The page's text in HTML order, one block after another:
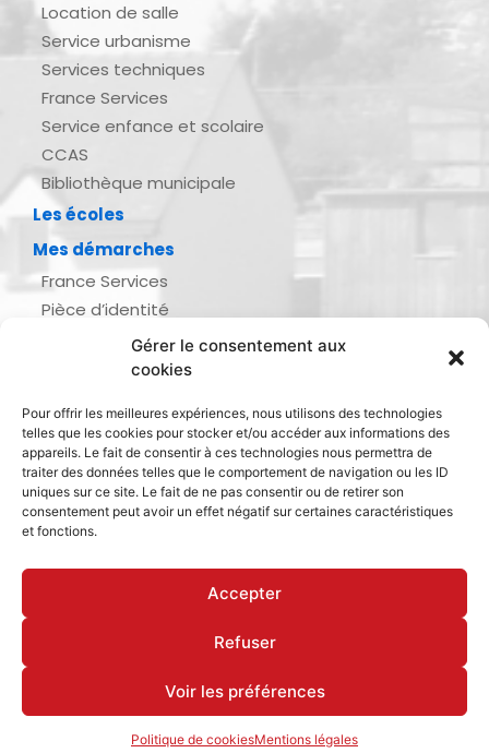
Gérer le consentement aux
cookies
Pour offrir les meilleures expériences, nous utilisons des technologies
telles que les cookies pour stocker et/ou accéder aux informations des
appareils. Le fait de consentir à ces technologies nous permettra de
traiter des données telles que le comportement de navigation ou les ID
uniques sur ce site. Le fait de ne pas consentir ou de retirer son
consentement peut avoir un effet négatif sur certaines caractéristiques
et fonctions.
Accepter
Refuser
Voir les préférences
Politique de cookiesMentions légales
Location de salle
Service urbanisme
Services techniques
France Services
Service enfance et scolaire
CCAS
Bibliothèque municipale
Les écoles
Mes démarches
France Services
Pièce d’identité
Demande d’actes d’état civil
Inscription listes électorales
Recensement militaire
Le journal de ma ville
Gestion des déchets
Mentions légales & politique de confidentialité
Déclaration d’accessibilité